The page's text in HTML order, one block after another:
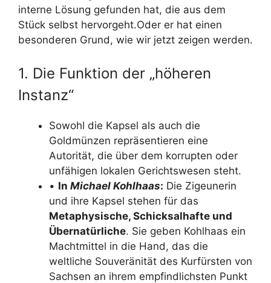
interne Lösung gefunden hat, die aus dem
Stück selbst hervorgeht.Oder er hat einen
besonderen Grund, wie wir jetzt zeigen werden.
1. Die Funktion der „höheren
Instanz“
Sowohl die Kapsel als auch die
Goldmünzen repräsentieren eine
Autorität, die über dem korrupten oder
unfähigen lokalen Gerichtswesen steht.
• In Michael Kohlhaas: Die Zigeunerin
und ihre Kapsel stehen für das
Metaphysische, Schicksalhafte und
Übernatürliche. Sie geben Kohlhaas ein
Machtmittel in die Hand, das die
weltliche Souveränität des Kurfürsten von
Sachsen an ihrem empfindlichsten Punkt